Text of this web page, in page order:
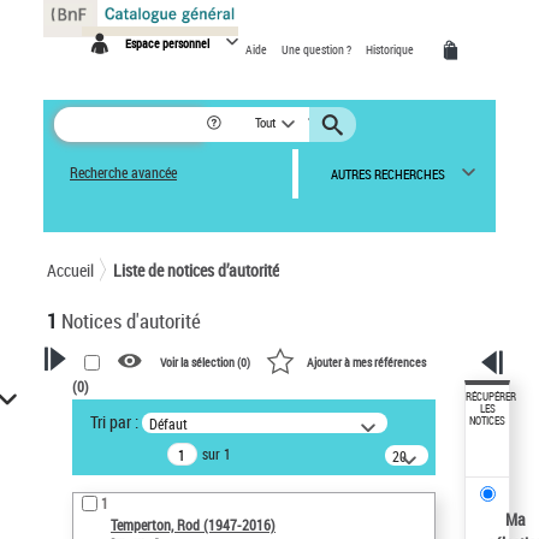
Espace personnel Aide Une question ? Historique
Tout
Recherche avancée AUTRES RECHERCHES
Accueil Liste de notices d’autorité
1 Notices d'autorité
VOTRE RECHERCHE
Recherche avancée dans les
notices d’autorité
Œuvres liées à l'auteur :
Temperton, Rod (1947-2016)
Voir la sélection (0) Ajouter à mes références
(0)
Tri par : Défaut
sur 1
20
résultats/page
1
Temperton, Rod (1947-2016)
RÉCUPÉRER
LES
NOTICES
Ma
Panneau de gestion des cookies